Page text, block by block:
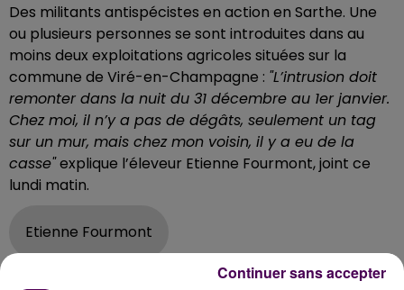
Des militants antispécistes en action en Sarthe. Une
ou plusieurs personnes se sont introduites dans au
moins deux exploitations agricoles situées sur la
commune de Viré-en-Champagne : "L’intrusion doit
remonter dans la nuit du 31 décembre au 1er janvier.
Chez moi, il n’y a pas de dégâts, seulement un tag
sur un mur, mais chez mon voisin, il y a eu de la
casse"explique l’éleveur Etienne Fourmont, joint ce
lundi matin.
Etienne Fourmont
Des plaintes déposées en gendarmerieContinuer sans accepter